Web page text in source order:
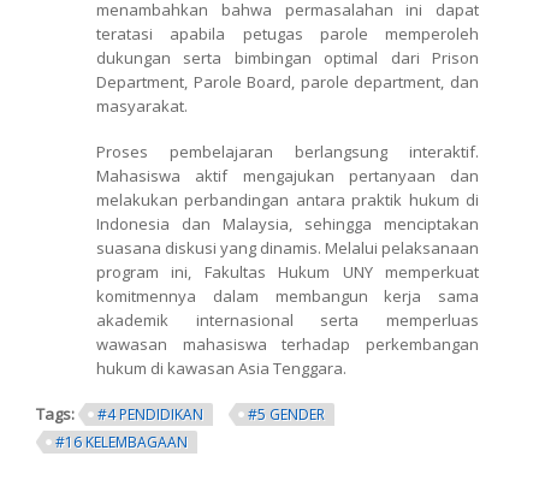
menambahkan bahwa permasalahan ini dapat
teratasi apabila petugas parole memperoleh
dukungan serta bimbingan optimal dari Prison
Department, Parole Board, parole department, dan
masyarakat.
Proses pembelajaran berlangsung interaktif.
Mahasiswa aktif mengajukan pertanyaan dan
melakukan perbandingan antara praktik hukum di
Indonesia dan Malaysia, sehingga menciptakan
suasana diskusi yang dinamis. Melalui pelaksanaan
program ini, Fakultas Hukum UNY memperkuat
komitmennya dalam membangun kerja sama
akademik internasional serta memperluas
wawasan mahasiswa terhadap perkembangan
hukum di kawasan Asia Tenggara.
Tags: #4 PENDIDIKAN
#5 GENDER
#16 KELEMBAGAAN